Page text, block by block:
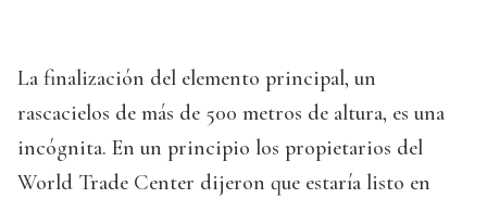
La finalización del elemento principal, un
rascacielos de más de 500 metros de altura, es una
incógnita. En un principio los propietarios del
World Trade Center dijeron que estaría listo en